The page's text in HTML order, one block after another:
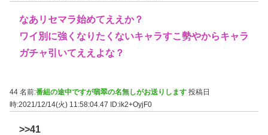
なあリセマラ始めてええか？
ワイ別に強くなりたくないキャラすこ勢やからキャラ
ガチャ引いてええよな？
44 名前:番組の途中ですが翡翠の名無しがお送りします 投稿日
時:2021/12/14(火) 11:58:04.47
ID:ik2+OyjF0
>>41